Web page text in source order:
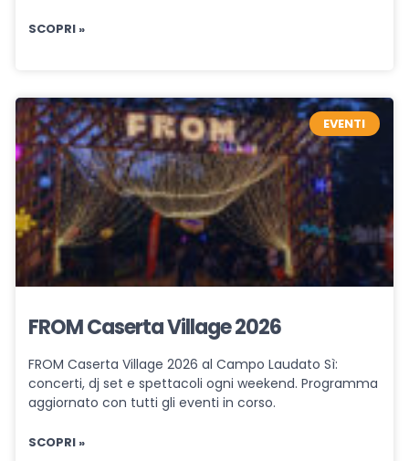
SCOPRI »
EVENTI
FROM Caserta Village 2026
FROM Caserta Village 2026 al Campo Laudato Sì:
concerti, dj set e spettacoli ogni weekend. Programma
aggiornato con tutti gli eventi in corso.
SCOPRI »